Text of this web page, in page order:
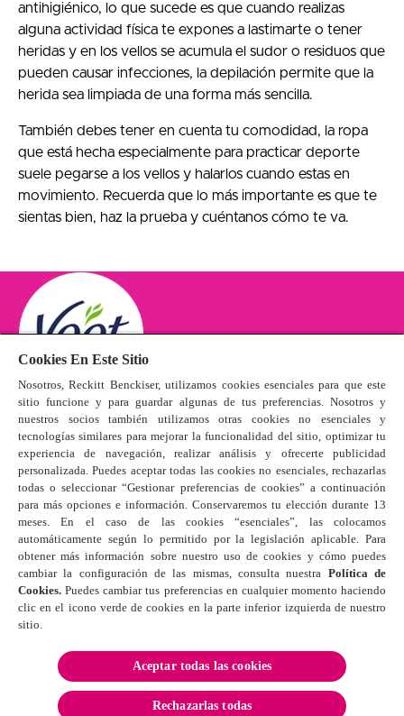
antihigiénico, lo que sucede es que cuando realizas
alguna actividad física te expones a lastimarte o tener
heridas y en los vellos se acumula el sudor o residuos que
pueden causar infecciones, la depilación permite que la
herida sea limpiada de una forma más sencilla.
También debes tener en cuenta tu comodidad, la ropa
que está hecha especialmente para practicar deporte
suele pegarse a los vellos y halarlos cuando estas en
movimiento. Recuerda que lo más importante es que te
sientas bien, haz la prueba y cuéntanos cómo te va.
Productos
Condiciones de uso del sitio web
¿Quieres trabajar con nosotros?
Cómo se usa
Aviso de privacidad
Política de cookies
Contacto
Plano del sitio
Cookies En Este Sitio
Nosotros, Reckitt Benckiser, utilizamos cookies esenciales para que este
sitio funcione y para guardar algunas de tus preferencias. Nosotros y
nuestros socios también utilizamos otras cookies no esenciales y
tecnologías similares para mejorar la funcionalidad del sitio, optimizar tu
experiencia de navegación, realizar análisis y ofrecerte publicidad
personalizada. Puedes aceptar todas las cookies no esenciales, rechazarlas
todas o seleccionar “Gestionar preferencias de cookies” a continuación
para más opciones e información. Conservaremos tu elección durante 13
meses. En el caso de las cookies “esenciales”, las colocamos
automáticamente según lo permitido por la legislación aplicable. Para
obtener más información sobre nuestro uso de cookies y cómo puedes
cambiar la configuración de las mismas, consulta nuestra Política de
Cookies. Puedes cambiar tus preferencias en cualquier momento haciendo
clic en el icono verde de cookies en la parte inferior izquierda de nuestro
sitio.
Aceptar todas las cookies
Rechazarlas todas